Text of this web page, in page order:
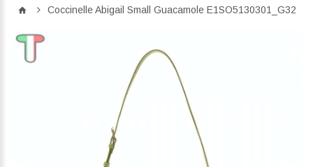
Coccinelle Abigail Small Guacamole E1SO5130301_G32